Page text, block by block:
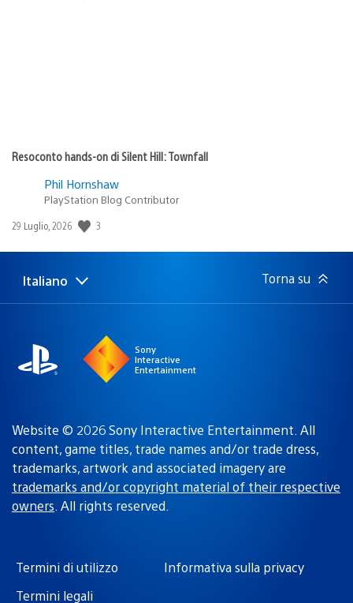
Resoconto hands-on di Silent Hill: Townfall
Phil Hornshaw
PlayStation Blog Contributor
Data
pubblicazione:
29 Luglio, 2026 3
Seleziona
una
Regione
attuale:
Italiano Torna su
Sony
Interactive
Entertainment
Website © 2026 Sony Interactive Entertainment. All
content, game titles, trade names and/or trade dress,
trademarks, artwork and associated imagery are
trademarks and/or copyright material of their respective
owners. All rights reserved.
Termini di utilizzo
Informativa sulla privacy
Termini legali